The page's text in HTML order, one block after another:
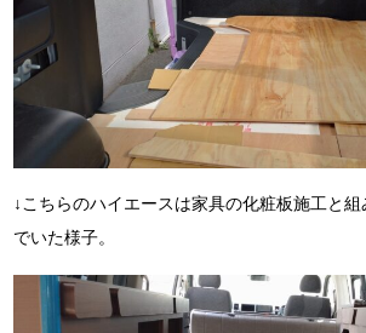
↓こちらのハイエースは家具の化粧板施工と
でいた様子。